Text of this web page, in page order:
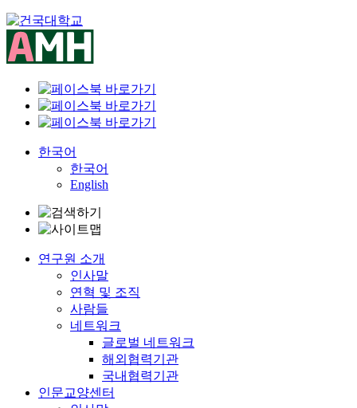
Skip
to
content
한국어
한국어
English
연구원 소개
인사말
연혁 및 조직
사람들
네트워크
글로벌 네트워크
해외협력기관
국내협력기관
인문교양센터